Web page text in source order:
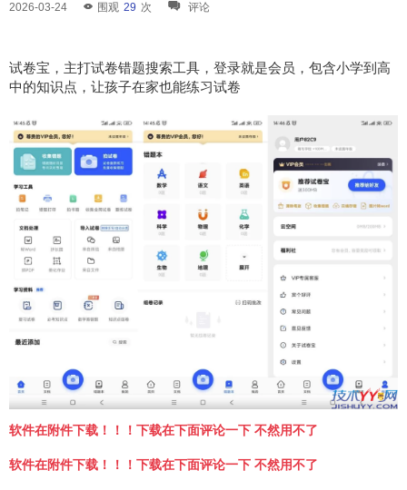
2026-03-24 围观 29 次 评论
试卷宝，主打试卷错题搜索工具，登录就是会员，包含小学到高
中的知识点，让孩子在家也能练习试卷
软件在附件下载！！！下载在下面评论一下 不然用不了
软件在附件下载！！！下载在下面评论一下 不然用不了